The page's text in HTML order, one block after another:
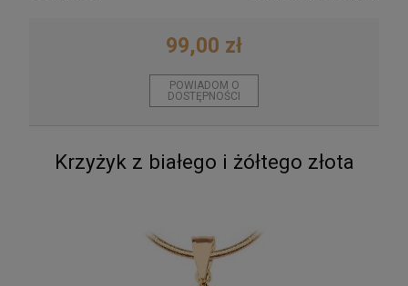
99,00 zł
POWIADOM O
DOSTĘPNOŚCI
Krzyżyk z białego i żółtego złota